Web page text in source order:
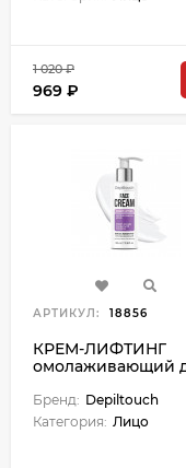
1 020 ₽
969 ₽
АРТИКУЛ: 18856
КРЕМ-ЛИФТИНГ
омолаживающий
декольте с
биоармирующим
эффектом - 100 мл
Бренд: Depiltouch
Категория: Лицо